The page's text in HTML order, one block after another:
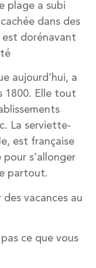
plage a subi
dans des
est dorénavant
aujourd’hui, a
1800. Elle tout
La serviette-
est française
s’allonger
partout.
vacances au
ce que vous